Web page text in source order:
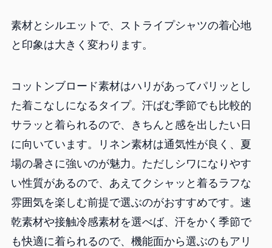
素材とシルエットで、ストライプシャツの着心地
と印象は大きく変わります。
コットンブロード素材はハリがあってパリッとし
た着こなしになるタイプ。汗ばむ季節でも比較的
サラッと着られるので、きちんと感を出したい日
に向いています。リネン素材は通気性が良く、夏
場の暑さに強いのが魅力。ただしシワになりやす
い性質があるので、あえてクシャッと着るラフな
雰囲気を楽しむ前提で選ぶのがおすすめです。速
乾素材や接触冷感素材を選べば、汗をかく季節で
も快適に着られるので、機能面から選ぶのもアリ